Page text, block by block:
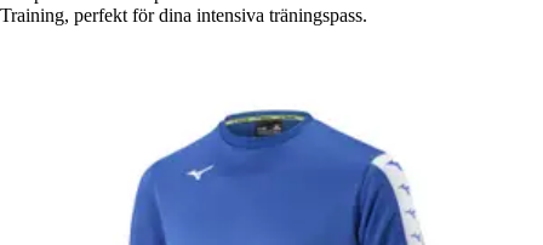
Training, perfekt för dina intensiva träningspass.